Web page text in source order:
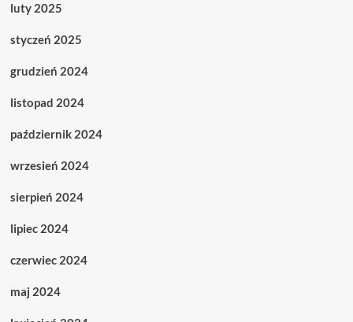
luty 2025
styczeń 2025
grudzień 2024
listopad 2024
październik 2024
wrzesień 2024
sierpień 2024
lipiec 2024
czerwiec 2024
maj 2024